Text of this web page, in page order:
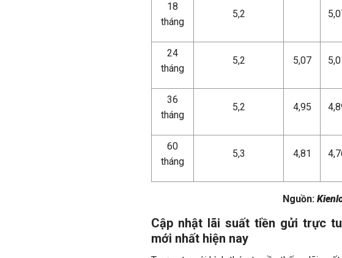
18
tháng
5,2
24
tháng
5,2 5,07
36
tháng
5,2 4,95
60
tháng
5,3 4,81
Nguồn:
Cập nhật lãi suất tiền gửi trực
mới nhất hiện nay